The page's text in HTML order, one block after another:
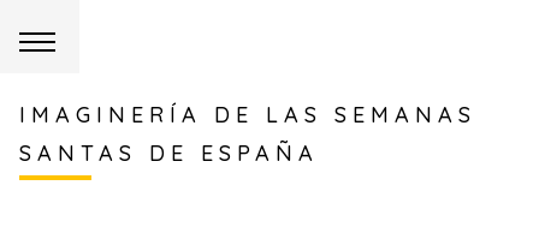
IMAGINERÍA DE LAS SEMANAS
SANTAS DE ESPAÑA